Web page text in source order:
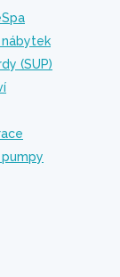
nábytek
(SUP)